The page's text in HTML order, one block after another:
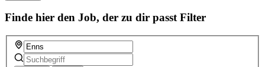
Finde hier den Job, der zu dir passt Filter